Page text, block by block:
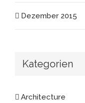
Dezember 2015
Kategorien
Architecture